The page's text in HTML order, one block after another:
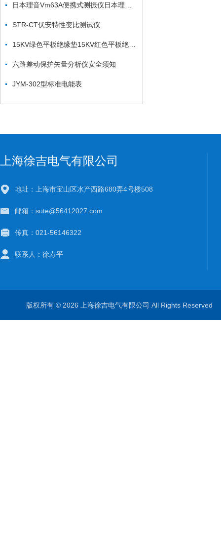
STR-CT伏安特性变比测试仪
六路差动保护矢量分析仪安全须知
JYM-302型标准电能表
上海徐吉电气有限公司
地址：上海市宝山区水产西路680弄4号楼508
邮箱：sute@56412027.com
传真：021-56146322
联系人：徐寿平
版权所有 © 2026 上海徐吉电气有限公司 All Rights